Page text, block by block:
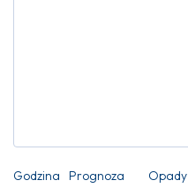
Godzina Prognoza Opady